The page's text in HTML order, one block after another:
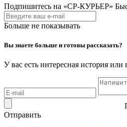
Подпишитесь на «СР-КУРЬЕР»
Больше не показывать
Вы знаете больше и готовы рассказать?
У вас есть интересная история
Отправить